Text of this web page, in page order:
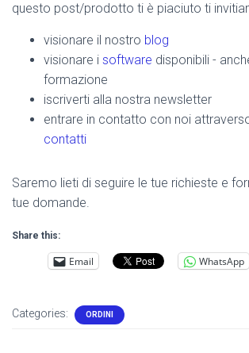
questo post/prodotto ti è piaciuto ti
visionare il nostro blog
visionare i software disponibili -
formazione
iscriverti alla nostra newsletter
entrare in contatto con noi
contatti
Saremo lieti di seguire le tue richieste e
tue domande.
Share this:
Email WhatsApp
Categories: ORDINI